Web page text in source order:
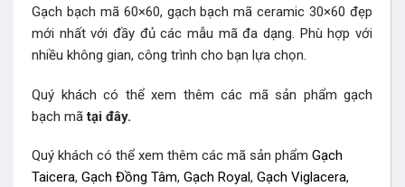
Gạch bạch mã 60×60, gạch bạch mã ceramic 30×60 đẹp
mới nhất với đầy đủ các mẫu mã đa dạng. Phù hợp với
nhiều không gian, công trình cho bạn lựa chọn.
Quý khách có thể xem thêm các mã sản phẩm gạch
bạch mã tại đây.
Quý khách có thể xem thêm các mã sản phẩm Gạch
Taicera, Gạch Đồng Tâm, Gạch Royal, Gạch Viglacera,